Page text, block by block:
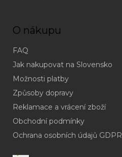
O nákupu
FAQ
Jak nakupovat na Slovensko
Možnosti platby
Způsoby dopravy
Reklamace a vrácení zboží
Obchodní podmínky
Ochrana osobních údajů GDPR
(odpověď
do
v